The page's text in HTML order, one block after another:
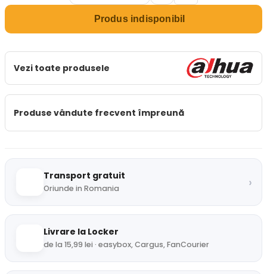
Produs indisponibil
Vezi toate produsele
Produse vândute frecvent împreună
Transport gratuit
Oriunde in Romania ›
Livrare la Locker
de la 15,99 lei · easybox, Cargus, FanCourier